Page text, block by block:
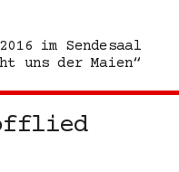
im Sendesaal
uns der Maien“